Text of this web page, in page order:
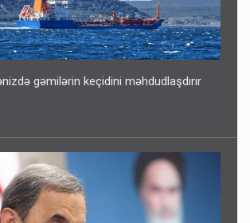
gəmilərin keçidini məhdudlaşdırır